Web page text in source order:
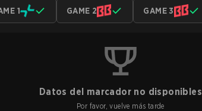
1 GAME 2 GAME 3
Datos del marcador no disponibles
Por favor, vuelve más tarde